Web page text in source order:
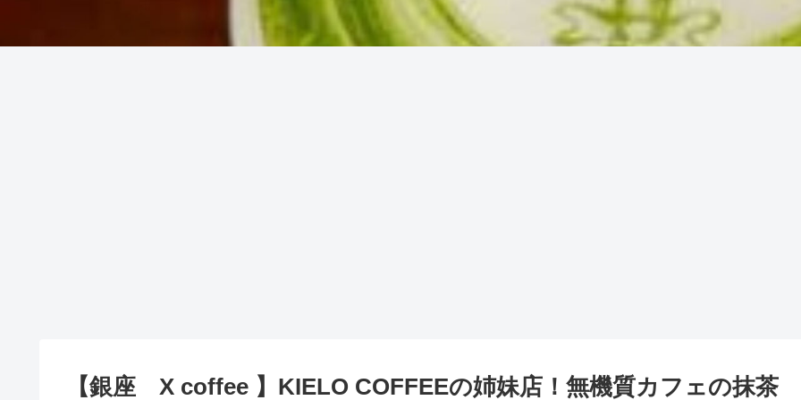
【銀座 X coffee 】KIELO COFFEEの姉妹店！無機質カフェの抹茶